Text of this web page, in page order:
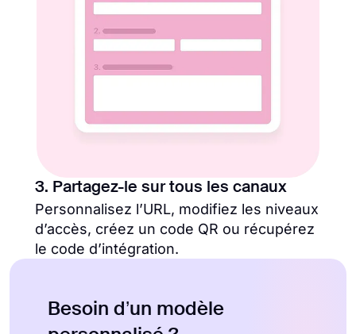
3. Partagez-le sur tous les canaux
Personnalisez l’URL, modifiez les niveaux
d’accès, créez un code QR ou récupérez
le code d’intégration.
Besoin d’un modèle